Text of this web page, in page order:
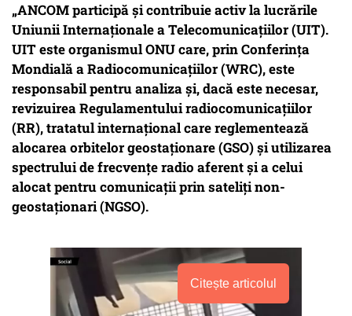
„ANCOM participă și contribuie activ la lucrările
Uniunii Internaționale a Telecomunicațiilor (UIT).
UIT este organismul ONU care, prin Conferința
Mondială a Radiocomunicațiilor (WRC), este
responsabil pentru analiza și, dacă este necesar,
revizuirea Regulamentului radiocomunicațiilor
(RR), tratatul internațional care reglementează
alocarea orbitelor geostaționare (GSO) și utilizarea
spectrului de frecvențe radio aferent și a celui
alocat pentru comunicații prin sateliți non-
geostaționari (NGSO).
Citește articolul